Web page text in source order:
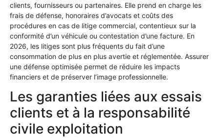
clients, fournisseurs ou partenaires. Elle prend en charge les
frais de défense, honoraires d’avocats et coûts des
procédures en cas de litige commercial, contentieux sur la
conformité d’un véhicule ou contestation d’une facture. En
2026, les litiges sont plus fréquents du fait d’une
consommation de plus en plus avertie et réglementée. Assurer
une défense optimisée permet de réduire les impacts
financiers et de préserver l’image professionnelle.
Les garanties liées aux essais
clients et à la responsabilité
civile exploitation